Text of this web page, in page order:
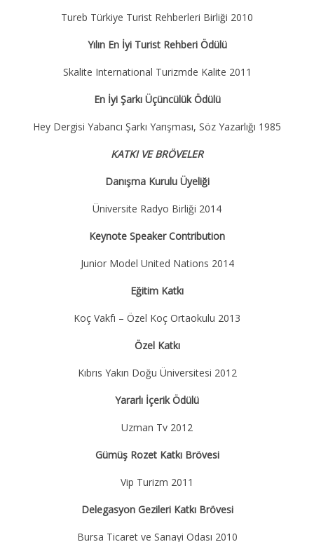
Tureb Türkiye Turist Rehberleri Birliği 2010
Yılın En İyi Turist Rehberi Ödülü
Skalite International Turizmde Kalite 2011
En İyi Şarkı Üçüncülük Ödülü
Hey Dergisi Yabancı Şarkı Yarışması, Söz Yazarlığı 1985
KATKI VE BRÖVELER
Danışma Kurulu Üyeliği
Üniversite Radyo Birliği 2014
Keynote Speaker Contribution
Junior Model United Nations 2014
Eğitim Katkı
Koç Vakfı – Özel Koç Ortaokulu 2013
Özel Katkı
Kıbrıs Yakın Doğu Üniversitesi 2012
Yararlı İçerik Ödülü
Uzman Tv 2012
Gümüş Rozet Katkı Brövesi
Vip Turizm 2011
Delegasyon Gezileri Katkı Brövesi
Bursa Ticaret ve Sanayi Odası 2010